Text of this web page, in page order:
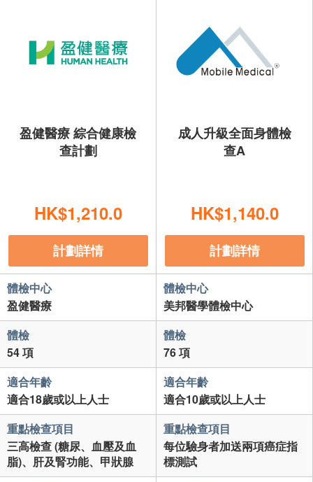
盈健醫療 綜合健康檢
查計劃
HK$1,210.0
計劃詳情
成人升級全面身體檢
查A
HK$1,140.0
計劃詳情
體檢中心
盈健醫療
體檢中心
美邦醫學體檢中心
體檢
54 項
體檢
76 項
適合年齡
適合18歲或以上人士
適合年齡
適合10歲或以上人士
重點檢查項目
三高檢查 (糖尿、血壓及血
脂)、肝及腎功能、甲狀腺
重點檢查項目
每位驗身者加送兩項癌症指
標測試